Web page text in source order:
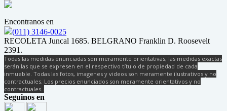
Encontranos en
(011) 3146-0025
RECOLETA Juncal 1685. BELGRANO Franklin D. Roosevelt
2391.
Todas las medidas enunciadas son meramente orientativas, las medidas exactas
serán las que se expresen en el respectivo título de propiedad de cada
inmueble. Todas las fotos, imagenes y videos son meramente ilustrativos y no
contractuales. Los precios enunciados son meramente orientativos y no
contractuales..
Seguinos en